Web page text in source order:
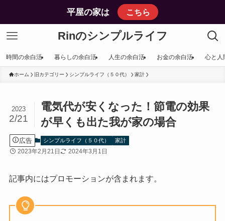
平屋の家は こちら
Rinのシンプルライフ
時間の余白活 暮らしの余白活 人生の余白活 お金の余白活 心と人
ホーム 旧カテゴリー シンプルライフ（５０代） 家計
電気代が安くなった！節電の効果
が早くも出た我が家の場合
2023
2/21
広告 シンプルライフ（５０代） 家計
2023年2月21日 2024年3月1日
記事内にはプロモーションが含まれます。